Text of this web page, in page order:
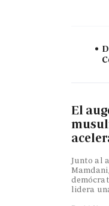
El
Junto al
lidera